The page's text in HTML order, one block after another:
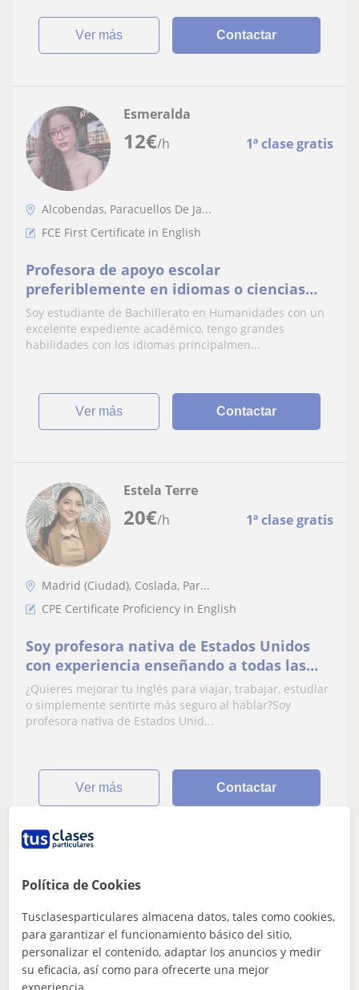
ver más Contactar
12€/h 1ª clase gratis
Esmeralda
Alcobendas, Paracuellos De Ja...
FCE First Certificate in English
Profesora de apoyo escolar
preferiblemente en idiomas o ciencias
sociales
Soy estudiante de Bachillerato en Humanidades con un
excelente expediente académico, tengo grandes
habilidades con los idiomas principalmen...
ver más Contactar
20€/h 1ª clase gratis
Estela Terre
Madrid (Ciudad), Coslada, Par...
CPE Certificate Proficiency in English
Soy profesora nativa de Estados Unidos
con experiencia enseñando a todas las
edades y niveles
¿Quieres mejorar tu inglés para viajar, trabajar, estudiar
o simplemente sentirte más seguro al hablar?Soy
profesora nativa de Estados Unid...
ver más Contactar
10
Madrid Ciudad
CAE Certificate in Advanced English
Política de Cookies
Tusclasesparticulares almacena datos, tales como cookies,
para garantizar el funcionamiento básico del sitio,
personalizar el contenido, adaptar los anuncios y medir
su eficacia, así como para ofrecerte una mejor
experiencia.